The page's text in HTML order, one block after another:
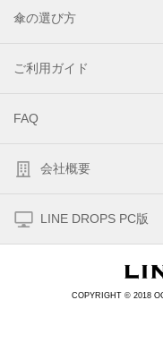
傘の選び方
ご利用ガイド
FAQ
会社概要
LINE DROPS PC版
COPYRIGHT © 2018